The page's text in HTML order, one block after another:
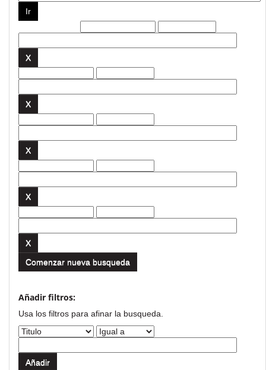
Comenzar nueva busqueda
Añadir filtros:
Usa los filtros para afinar la busqueda.